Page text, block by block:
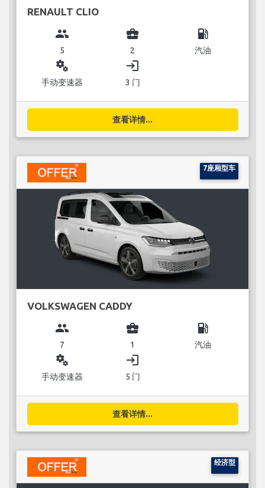
RENAULT CLIO
group
5
business_center
2
local_gas_station
汽油
miscellaneous_services
手动变速器
login
3 门
查看详情...
7座厢型车
VOLKSWAGEN CADDY
group
7
business_center
1
local_gas_station
汽油
miscellaneous_services
手动变速器
login
5 门
查看详情...
经济型